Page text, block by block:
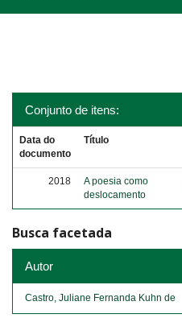
Conjunto de itens:
Data do
documento
Título
2018
A poesia como
deslocamento
Busca facetada
Autor
Castro, Juliane Fernanda Kuhn de